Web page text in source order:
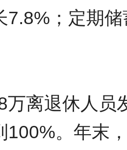
7.8%；定期
万离退休人员
100%。年末